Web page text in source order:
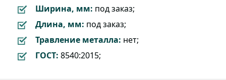
Ширина, мм: под заказ;
Длина, мм: под заказ;
Травление металла: нет;
ГОСТ: 8540:2015;